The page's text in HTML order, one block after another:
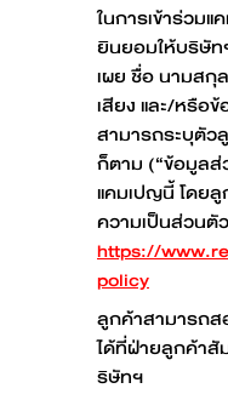
ในการเข้าร่วม
ยินยอมให้บริษัท
เผย ชื่อ นามสกุ
เสียง และ/หรือ
สามารถระบุตัว
ก็ตาม (“ข้อมูลส่
แคมเปญนี้ โดย
ความเป็นส่วนตั
https://
policy
ลูกค้าสามารถส
ได้ที่ฝ่ายลูกค้า
ริษัทฯ